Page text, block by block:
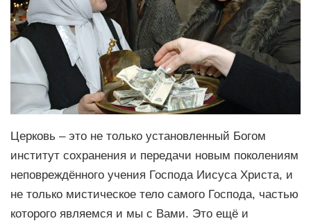
Церковь – это не только установленный Богом
институт сохранения и передачи новым поколениям
неповреждённого учения Господа Иисуса Христа, и
не только мистическое тело самого Господа, частью
которого являемся и мы с Вами. Это ещё и